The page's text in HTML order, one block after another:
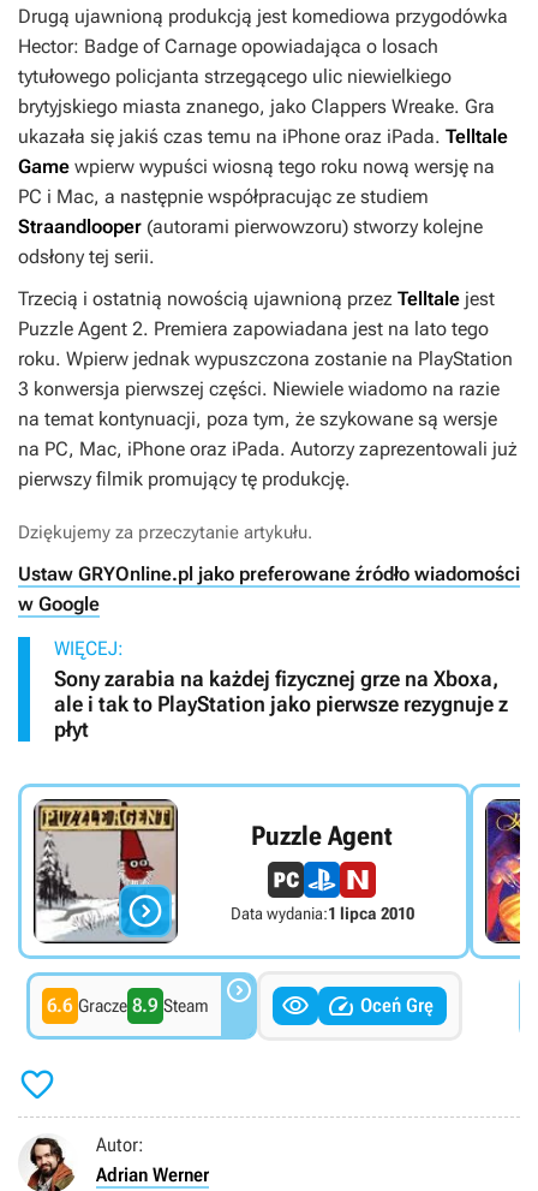
Drugą ujawnioną produkcją jest komediowa przygodówka
Hector: Badge of Carnage opowiadająca o losach
tytułowego policjanta strzegącego ulic niewielkiego
brytyjskiego miasta znanego, jako Clappers Wreake. Gra
ukazała się jakiś czas temu na iPhone oraz iPada. Telltale
Game wpierw wypuści wiosną tego roku nową wersję na
PC i Mac, a następnie współpracując ze studiem
Straandlooper (autorami pierwowzoru) stworzy kolejne
odsłony tej serii.
Trzecią i ostatnią nowością ujawnioną przez Telltale jest
Puzzle Agent 2. Premiera zapowiadana jest na lato tego
roku. Wpierw jednak wypuszczona zostanie na PlayStation
3 konwersja pierwszej części. Niewiele wiadomo na razie
na temat kontynuacji, poza tym, że szykowane są wersje
na PC, Mac, iPhone oraz iPada. Autorzy zaprezentowali już
pierwszy filmik promujący tę produkcję.
Dziękujemy za przeczytanie artykułu.
Ustaw GRYOnline.pl jako preferowane źródło wiadomości
w Google
WIĘCEJ:
Sony zarabia na każdej fizycznej grze na Xboxa,
ale i tak to PlayStation jako pierwsze rezygnuje z
płyt

Puzzle Agent
Data wydania:1 lipca 2010
6.6 Gracze 8.9 Steam    Oceń Grę

Autor:
Adrian Werner